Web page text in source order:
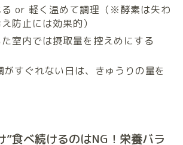
る or 軽く温めて調理（※酵素は失わ
防止には効果的）
室内では摂取量を控えめにする
すぐれない日は、きゅうりの量を
”食べ続けるのはNG！栄養バラ